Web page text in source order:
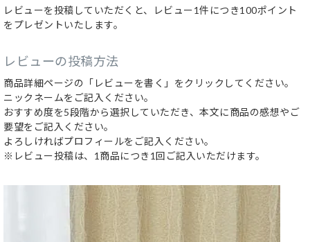
レビューを投稿していただくと、レビュー1件につき100ポイント
をプレゼントいたします。
レビューの投稿方法
商品詳細ページの「レビューを書く」をクリックしてください。
ニックネームをご記入ください。
おすすめ度を5段階から選択していただき、本文に商品の感想やご
要望をご記入ください。
よろしければプロフィールをご記入ください。
※レビュー投稿は、1商品につき1回ご記入いただけます。